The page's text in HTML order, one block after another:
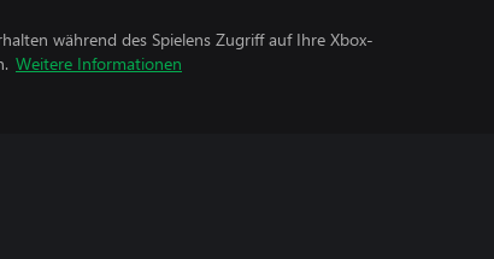
während des Spielens Zugriff auf Ihre Xbox-
Weitere Informationen